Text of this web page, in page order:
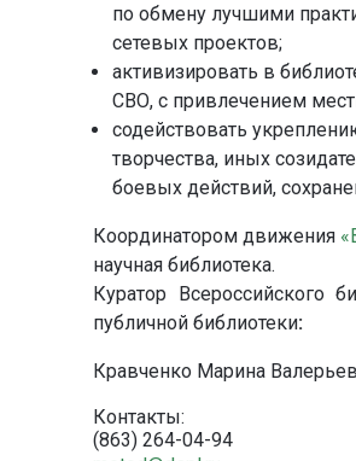
по обмену лучшими
сетевых проектов;
активизировать в
СВО, с привлечением
содействовать
творчества, иных
боевых действий,
Координатором движения
научная библиотека.
Куратор Всероссийского
публичной библиотеки:
Кравченко Марина
Контакты:
(863) 264-04-94